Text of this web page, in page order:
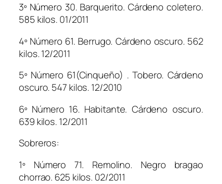
3º Número 30. Barquerito. Cárdeno coletero.
585 kilos. 01/2011
4º Número 61. Berrugo. Cárdeno oscuro. 562
kilos. 12/2011
5º Número 61(Cinqueño) . Tobero. Cárdeno
oscuro. 547 kilos. 12/2010
6º Número 16. Habitante. Cárdeno oscuro.
639 kilos. 12/2011
Sobreros:
1º Número 71. Remolino. Negro bragao
chorrao. 625 kilos. 02/2011